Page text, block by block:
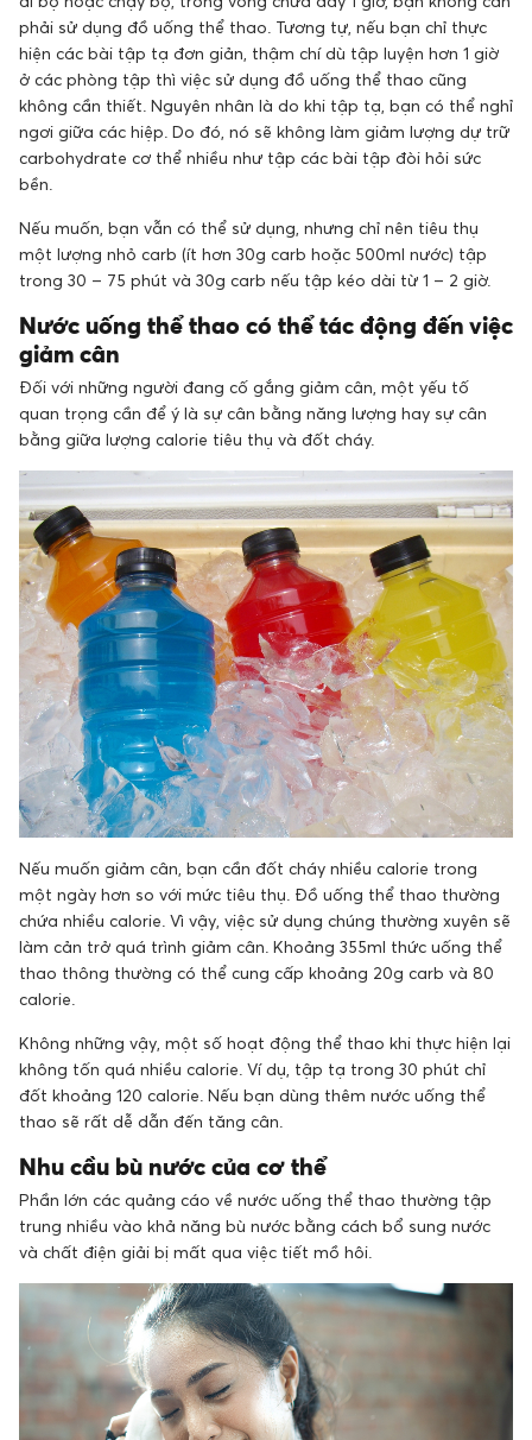
phải sử dụng đồ uống thể thao. Tương tự, nếu bạn chỉ thực
hiện các bài tập tạ đơn giản, thậm chí dù tập luyện hơn 1 giờ
ở các phòng tập thì việc sử dụng đồ uống thể thao cũng
không cần thiết. Nguyên nhân là do khi tập tạ, bạn có thể nghỉ
ngơi giữa các hiệp. Do đó, nó sẽ không làm giảm lượng dự trữ
carbohydrate cơ thể nhiều như tập các bài tập đòi hỏi sức
bền.
Nếu muốn, bạn vẫn có thể sử dụng, nhưng chỉ nên tiêu thụ
một lượng nhỏ carb (ít hơn 30g carb hoặc 500ml nước) tập
trong 30 – 75 phút và 30g carb nếu tập kéo dài từ 1 – 2 giờ.
Nước uống thể thao có thể tác động đến việc
giảm cân
Đối với những người đang cố gắng giảm cân, một yếu tố
quan trọng cần để ý là sự cân bằng năng lượng hay sự cân
bằng giữa lượng calorie tiêu thụ và đốt cháy.
Nếu muốn giảm cân, bạn cần đốt cháy nhiều calorie trong
một ngày hơn so với mức tiêu thụ. Đồ uống thể thao thường
chứa nhiều calorie. Vì vậy, việc sử dụng chúng thường xuyên sẽ
làm cản trở quá trình giảm cân. Khoảng 355ml thức uống thể
thao thông thường có thể cung cấp khoảng 20g carb và 80
calorie.
Không những vậy, một số hoạt động thể thao khi thực hiện lại
không tốn quá nhiều calorie. Ví dụ, tập tạ trong 30 phút chỉ
đốt khoảng 120 calorie. Nếu bạn dùng thêm nước uống thể
thao sẽ rất dễ dẫn đến tăng cân.
Nhu cầu bù nước của cơ thể
Phần lớn các quảng cáo về nước uống thể thao thường tập
trung nhiều vào khả năng bù nước bằng cách bổ sung nước
và chất điện giải bị mất qua việc tiết mồ hôi.